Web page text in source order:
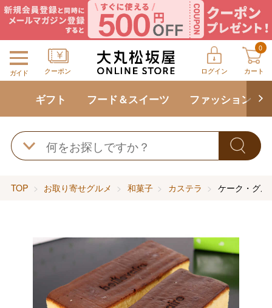
ガイド クーポン ログイン
0
カート
ギフト フード＆スイーツ ファッション
TOP お取り寄せグルメ 和菓子 カステラ ケーク・グル